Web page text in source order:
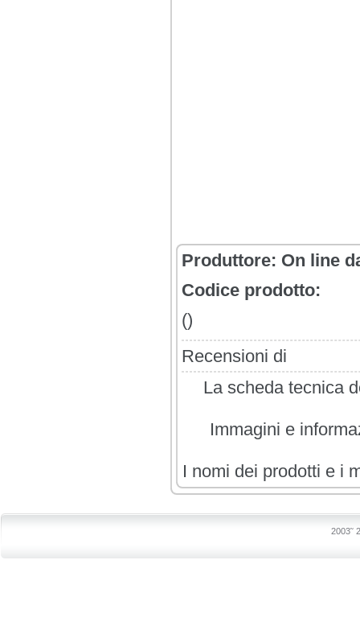
Produttore: On line
Codice prodotto:
()
Recensioni di
La scheda tecnica
Immagini e
I nomi dei prodotti e i
2003˜